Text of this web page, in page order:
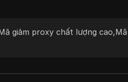
giảm proxy chất lượng cao,